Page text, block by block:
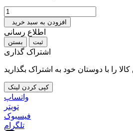
افزودن به سبد خرید
اطلاع رسانی
بستن
اشتراک گذاری
کپی کردن لینک
واتساپ
تويتر
فیسبوک
تلگرام